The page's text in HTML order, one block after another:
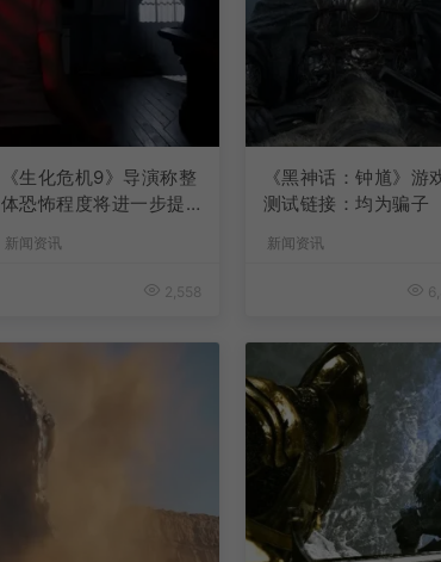
《生化危机9》导演称整
体恐怖程度将进一步提
新闻资讯
2,558
《黑神话：钟馗》游
测试链接：均为骗子
新闻资讯